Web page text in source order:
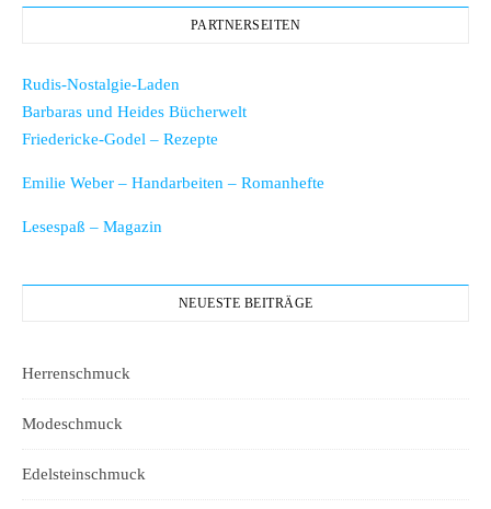
PARTNERSEITEN
Rudis-Nostalgie-Laden
Barbaras und Heides Bücherwelt
Friedericke-Godel – Rezepte
Emilie Weber – Handarbeiten – Romanhefte
Lesespaß – Magazin
NEUESTE BEITRÄGE
Herrenschmuck
Modeschmuck
Edelsteinschmuck